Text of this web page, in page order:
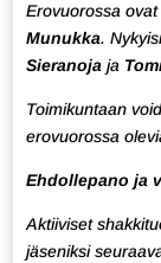
Erovuorossa ovat
Munukka.
Sieranoja ja
Toimikuntaan
erovuorossa
Ehdollepano ja
Aktiiviset
jäseniksi